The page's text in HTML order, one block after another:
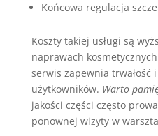
Końcowa regulacja
Koszty takiej usługi są
naprawach
serwis zapewnia trwałość
użytkowników. Warto
jakości części często
ponownej wizyty w